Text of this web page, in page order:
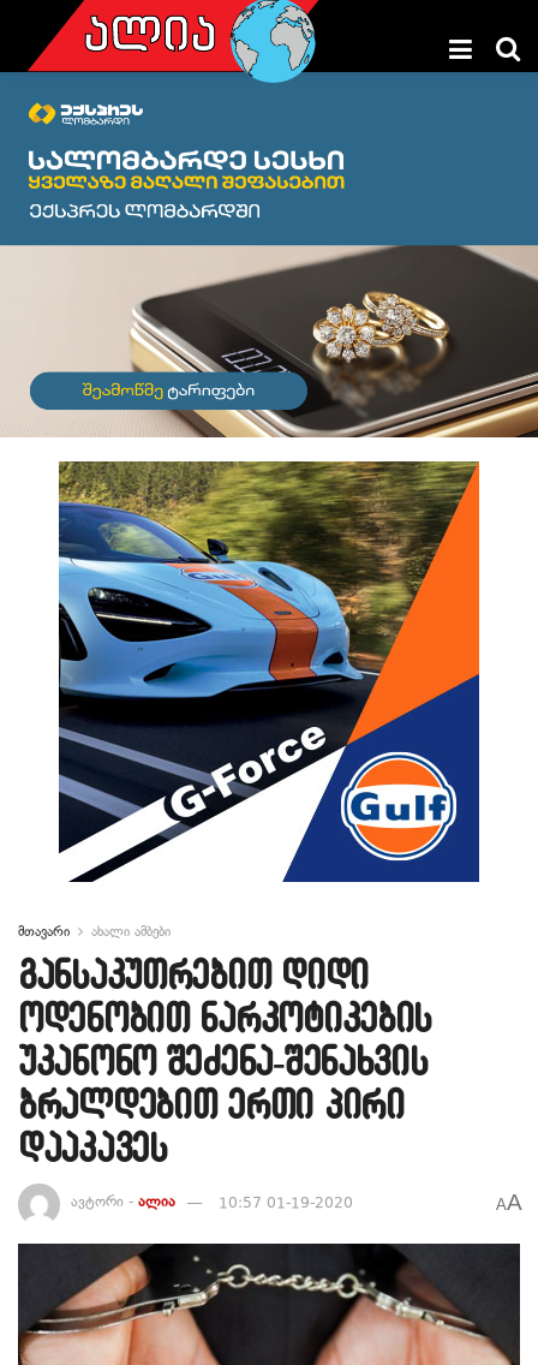
მთავარი ახალი ამბები
განსაკუთრებით დიდი
ოდენობით ნარკოტიკების
უკანონო შეძენა-შენახვის
ბრალდებით ერთი პირი
დააკავეს
ავტორი - ალია 10:57 01-19-2020 AA